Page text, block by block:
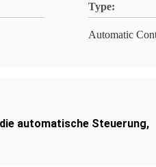
Type:
Automatic
automatische Steuerung,